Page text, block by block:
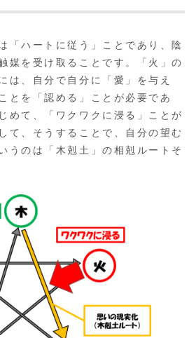
「ハートに従う」ことであり、陰
媒を受け取ることです。「火」の
は、自分で自分に「愛」を与え
とを「認める」ことが必要であ
めて、「ワクワクに浸る」ことが
て、そうすることで、自分の望む
うのは「木剋土」の相剋ルートそ